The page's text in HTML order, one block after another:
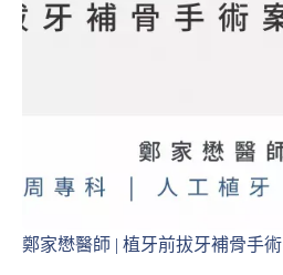
鄭家懋醫師 | 植牙前拔牙補骨手術